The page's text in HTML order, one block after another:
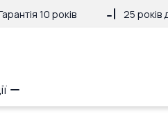
10 років 25 років